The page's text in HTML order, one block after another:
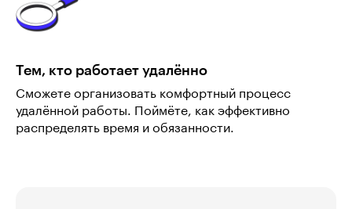
Тем, кто работает удалённо
Сможете организовать комфортный процесс
удалённой работы. Поймёте, как эффективно
распределять время и обязанности.